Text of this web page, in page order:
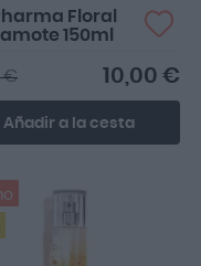
Floral
150ml
10,00 €
€
Añadir a la cesta